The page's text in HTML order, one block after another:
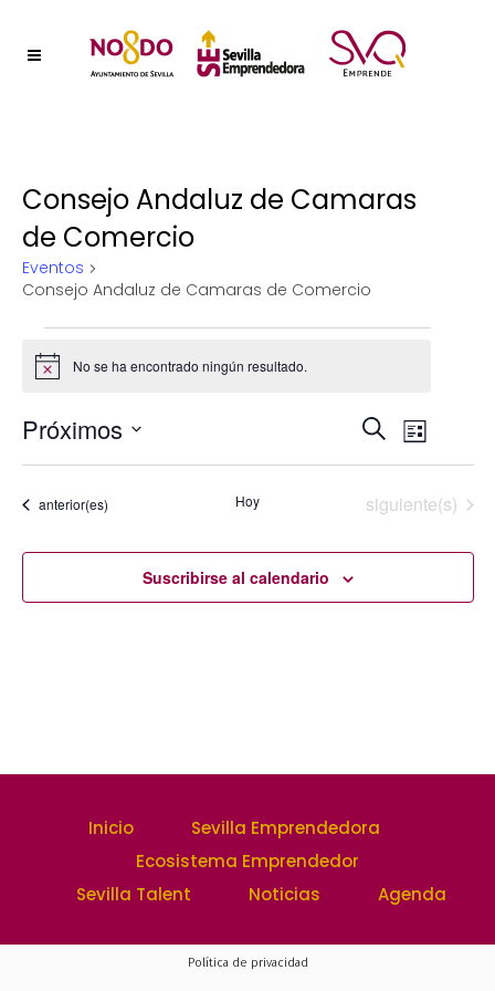
Consejo Andaluz de Camaras
de Comercio
Eventos
Consejo Andaluz de Camaras de Comercio
Eventos
Aviso No se ha encontrado ningún resultado.
de
Buscar
de
vistas
de
Lista
Próximos
Selecciona
fecha.
Eventos
anterior(es) Hoy Eventos
siguiente(s)
Suscribirse al calendario
Inicio
Sevilla Emprendedora
Ecosistema Emprendedor
Sevilla Talent
Noticias Agenda
Política de privacidad